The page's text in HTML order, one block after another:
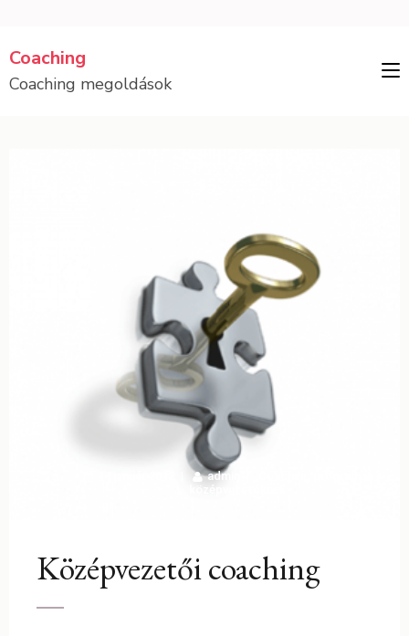
to
content
Coaching
Coaching megoldások
admin
Középvezetői coaching